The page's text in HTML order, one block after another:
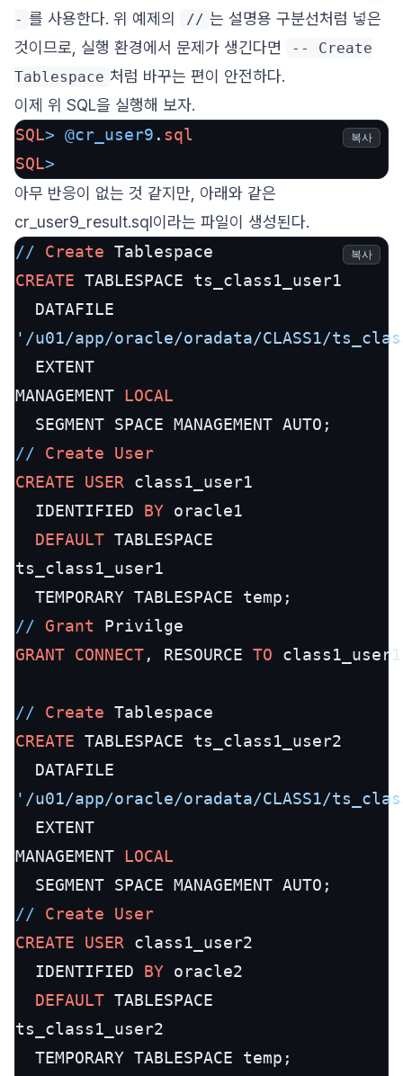
- 를 사용한다. 위 예제의 // 는 설명용 구분선처럼 넣은
것이므로, 실행 환경에서 문제가 생긴다면
-- Create
Tablespace 처럼 바꾸는 편이 안전하다.
이제 위 SQL을 실행해 보자.
SQL> @cr_user9 . sql
SQL>
복사
아무 반응이 없는 것 같지만, 아래와 같은
cr_user9_result.sql이라는 파일이 생성된다.
// Create
CREATE TABLESPACE ts_class1_user1
'/u01/app/oracle/oradata/CLASS1/
  EXTENT
MANAGEMENT LOCAL
// Create
User
CREATE
USER class1_user1
  IDENTIFIED
BY oracle1
DEFAULT TABLESPACE
ts_class1_user1
// Grant
GRANT CONNECT, RESOURCE TO
// Create
CREATE TABLESPACE ts_class1_user2
'/u01/app/oracle/oradata/CLASS1/
  EXTENT
MANAGEMENT LOCAL
// Create
User
CREATE
USER class1_user2
  IDENTIFIED
BY oracle2
DEFAULT TABLESPACE
ts_class1_user2
복사